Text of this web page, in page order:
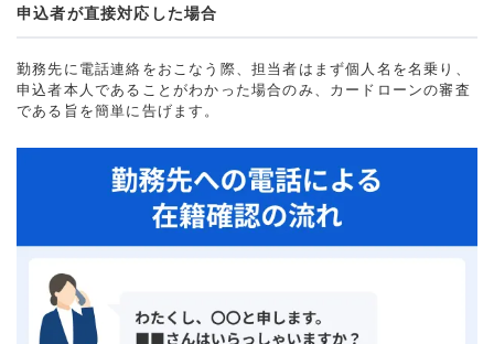
申込者が直接対応した場合
勤務先に電話連絡をおこなう際、担当者はまず個人名を名乗り、
申込者本人であることがわかった場合のみ、カードローンの審査
である旨を簡単に告げます。